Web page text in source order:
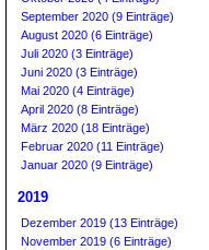
September 2020 (9 Einträge)
August 2020 (6 Einträge)
Juli 2020 (3 Einträge)
Juni 2020 (3 Einträge)
Mai 2020 (4 Einträge)
April 2020 (8 Einträge)
März 2020 (18 Einträge)
Februar 2020 (11 Einträge)
Januar 2020 (9 Einträge)
2019
Dezember 2019 (13 Einträge)
November 2019 (6 Einträge)